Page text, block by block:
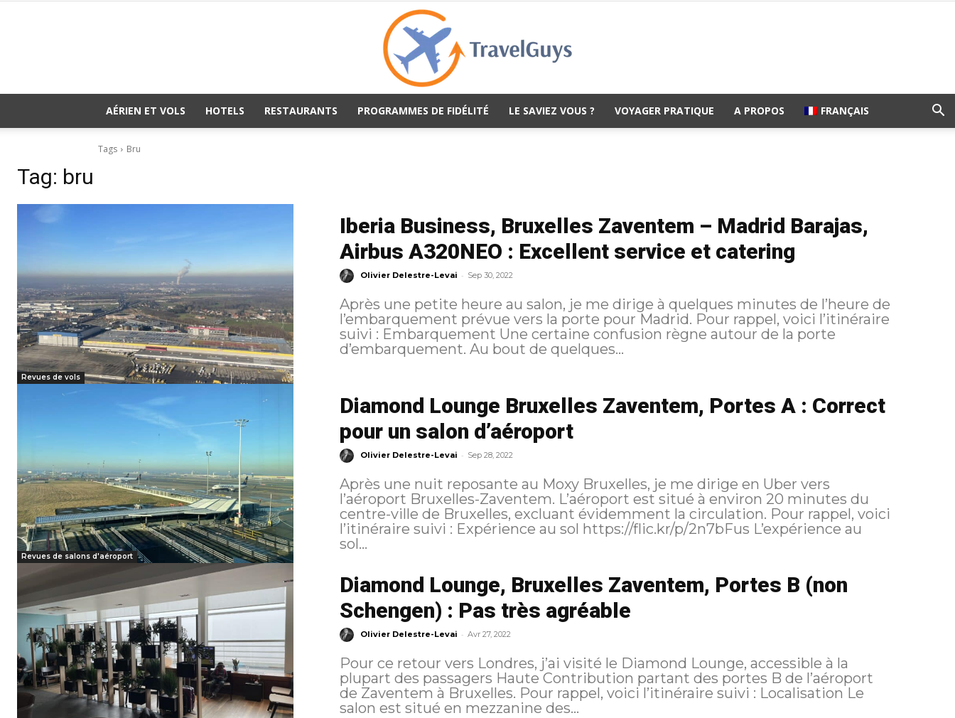
AÉRIEN ET VOLS HOTELS RESTAURANTS PROGRAMMES DE FIDÉLITÉ LE SAVIEZ VOUS ? VOYAGER PRATIQUE A PROPOS FRANÇAIS
Tags Bru
Tag: bru
Revues de vols
Iberia Business, Bruxelles Zaventem – Madrid Barajas,
Airbus A320NEO : Excellent service et catering
Olivier Delestre-Levai - Sep 30, 2022
Après une petite heure au salon, je me dirige à quelques minutes de l’heure de
l’embarquement prévue vers la porte pour Madrid. Pour rappel, voici l’itinéraire
suivi : Embarquement Une certaine confusion règne autour de la porte
d’embarquement. Au bout de quelques...
Revues de salons d'aéroport
Diamond Lounge Bruxelles Zaventem, Portes A : Correct
pour un salon d’aéroport
Olivier Delestre-Levai - Sep 28, 2022
Après une nuit reposante au Moxy Bruxelles, je me dirige en Uber vers
l’aéroport Bruxelles-Zaventem. L’aéroport est situé à environ 20 minutes du
centre-ville de Bruxelles, excluant évidemment la circulation. Pour rappel, voici
l’itinéraire suivi : Expérience au sol https://flic.kr/p/2n7bFus L’expérience au
sol...
Diamond Lounge, Bruxelles Zaventem, Portes B (non
Schengen) : Pas très agréable
Olivier Delestre-Levai - Avr 27, 2022
Pour ce retour vers Londres, j’ai visité le Diamond Lounge, accessible à la
plupart des passagers Haute Contribution partant des portes B de l’aéroport
de Zaventem à Bruxelles. Pour rappel, voici l’itinéraire suivi : Localisation Le
salon est situé en mezzanine des...